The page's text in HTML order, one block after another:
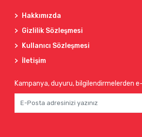
Hakkımızda
Gizlilik Sözleşmesi
Kullanıcı Sözleşmesi
İletişim
Kampanya, duyuru, bilgilendirmelerden